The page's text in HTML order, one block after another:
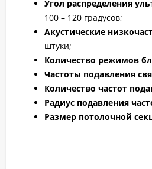
Угол распределения
100 – 120 градусов;
Акустические
штуки;
Количество режимов
Частоты подавления
Количество частот
Радиус подавления
Размер потолочной